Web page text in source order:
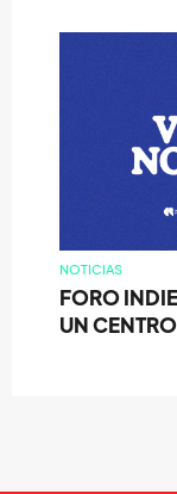
NOTICIAS
FORO
UN